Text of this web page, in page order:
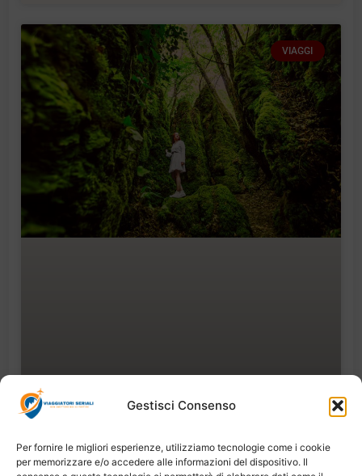
Gestisci Consenso
Per fornire le migliori esperienze, utilizziamo tecnologie come i cookie
per memorizzare e/o accedere alle informazioni del dispositivo. Il
VIAGGI
Dicembre 23, 2025